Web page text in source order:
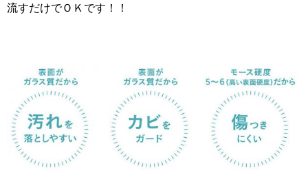
流すだけでＯＫです！！